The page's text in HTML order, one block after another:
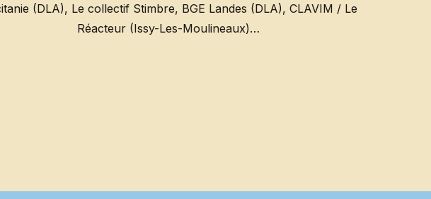
(DLA), Le collectif Stimbre, BGE Landes (DLA), CLAVIM / Le
Réacteur (Issy-Les-Moulineaux)…